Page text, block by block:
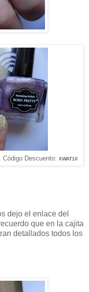
Código Descuento: XWAT10
dejo el enlace del
que en la cajita
detallados todos los